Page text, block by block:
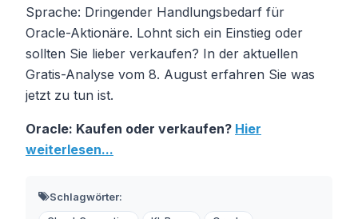
Sprache: Dringender Handlungsbedarf für
Oracle-Aktionäre. Lohnt sich ein Einstieg oder
sollten Sie lieber verkaufen? In der aktuellen
Gratis-Analyse vom 8. August erfahren Sie was
jetzt zu tun ist.
Oracle: Kaufen oder verkaufen? Hier
weiterlesen...
Schlagwörter: